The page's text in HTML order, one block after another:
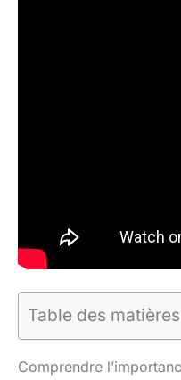
Table des matières
Comprendre